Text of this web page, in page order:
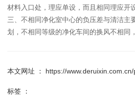
材料入口处，理应单设，而且相同理应开
三、不相同净化室中心的负压差与清洁主
划，不相同等级的净化车间的换风不相同
本文网址 ： https://
标签 ：